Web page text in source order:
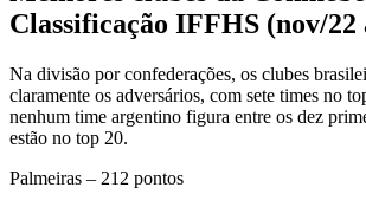
Classificação IFFHS (nov/22
Na divisão por confederações, os clubes
claramente os adversários, com sete times no
nenhum time argentino figura entre os dez
estão no top 20.
Palmeiras – 212 pontos